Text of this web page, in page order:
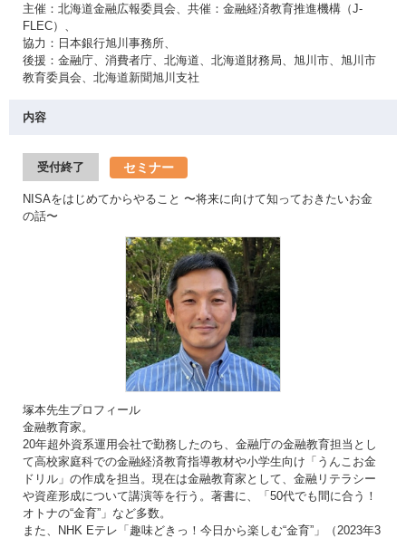
主催：北海道金融広報委員会、共催：金融経済教育推進機構（J-
FLEC）、
協力：日本銀行旭川事務所、
後援：金融庁、消費者庁、北海道、北海道財務局、旭川市、旭川市
教育委員会、北海道新聞旭川支社
内容
受付終了 セミナー
NISAをはじめてからやること 〜将来に向けて知っておきたいお金
の話〜
塚本先生プロフィール
金融教育家。
20年超外資系運用会社で勤務したのち、金融庁の金融教育担当とし
て高校家庭科での金融経済教育指導教材や小学生向け「うんこお金
ドリル」の作成を担当。現在は金融教育家として、金融リテラシー
や資産形成について講演等を行う。著書に、「50代でも間に合う！
オトナの“金育”」など多数。
また、NHK Eテレ「趣味どきっ！今日から楽しむ“金育”」（2023年3